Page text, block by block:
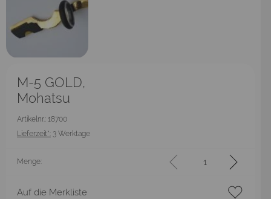
M-5 GOLD,
Mohatsu
Artikelnr.: 18700
Lieferzeit*: 3 Werktage
Menge:
Auf die Merkliste